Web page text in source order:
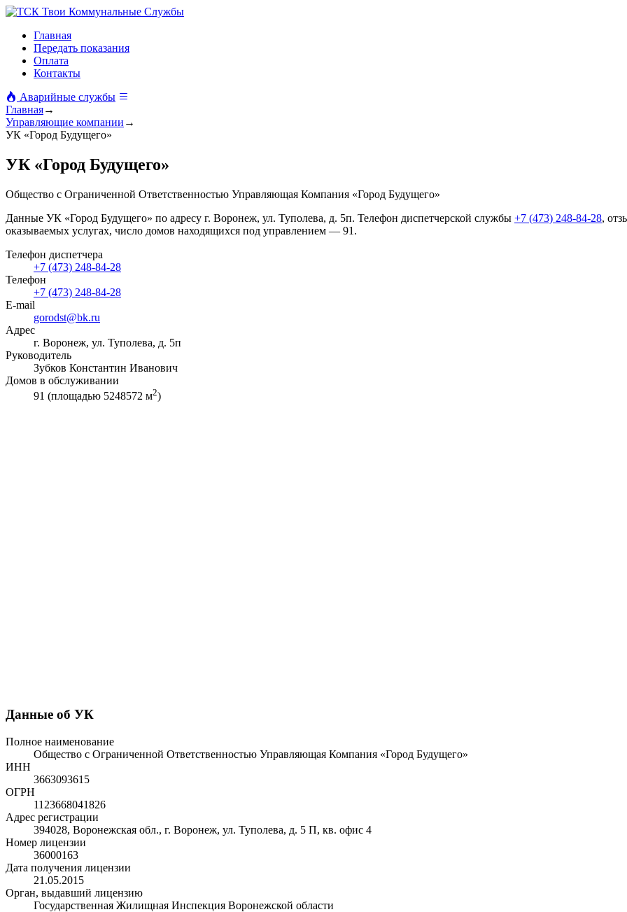
Твои Коммунальные Службы
Главная
Передать показания
Оплата
Контакты
Аварийные службы
Главная→
Управляющие компании →
УК «Город Будущего»
УК «Город Будущего»
Общество с Ограниченной Ответственностью Управляющая Компания «Город Будущего»
Данные УК «Город Будущего» по адресу г. Воронеж, ул. Туполева, д. 5п. Телефон диспетчерской службы +7 (473) 248-84-28,
оказываемых услугах, число домов находящихся под управлением — 91.
Телефон диспетчера
+7 (473) 248-84-28
Телефон
+7 (473) 248-84-28
E-mail
gorodst@bk.ru
Адрес
г. Воронеж, ул. Туполева, д. 5п
Руководитель
Зубков Константин Иванович
Домов в обслуживании
91 (площадью 5248572 м2)
Данные об УК
Полное наименование
Общество с Ограниченной Ответственностью Управляющая Компания «Город Будущего»
ИНН
3663093615
ОГРН
1123668041826
Адрес регистрации
394028, Воронежская обл., г. Воронеж, ул. Туполева, д. 5 П, кв. офис 4
Номер лицензии
36000163
Дата получения лицензии
21.05.2015
Орган, выдавший лицензию
Государственная Жилищная Инспекция Воронежской области